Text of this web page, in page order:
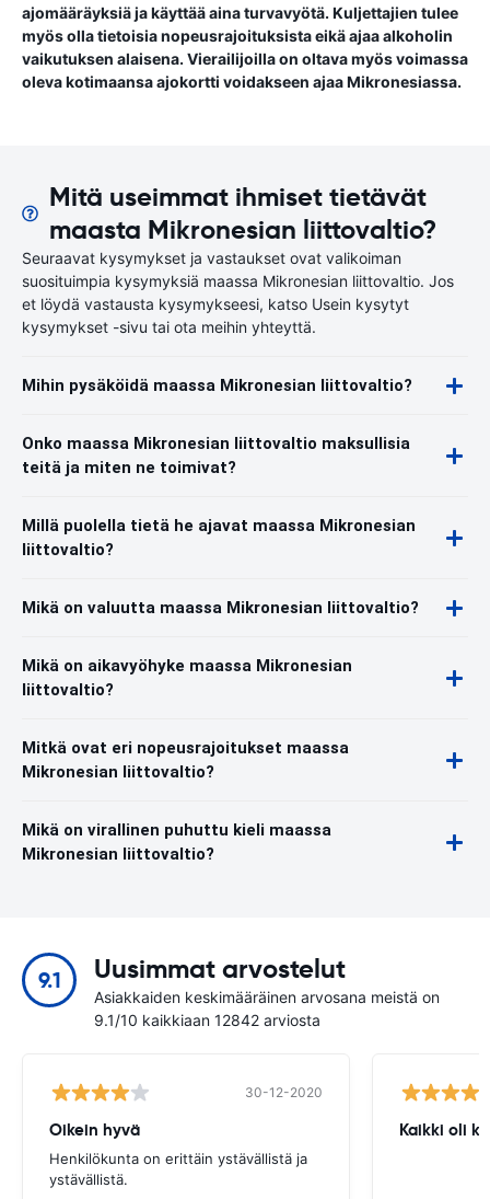
ajomääräyksiä ja käyttää aina turvavyötä. Kuljettajien tulee
myös olla tietoisia nopeusrajoituksista eikä ajaa alkoholin
vaikutuksen alaisena. Vierailijoilla on oltava myös voimassa
oleva kotimaansa ajokortti voidakseen ajaa Mikronesiassa.
Mitä useimmat ihmiset tietävät
maasta Mikronesian liittovaltio?
Seuraavat kysymykset ja vastaukset ovat valikoiman
suosituimpia kysymyksiä maassa Mikronesian liittovaltio. Jos
et löydä vastausta kysymykseesi, katso Usein kysytyt
kysymykset -sivu tai ota meihin yhteyttä.
Mihin pysäköidä maassa Mikronesian liittovaltio?
Onko maassa Mikronesian liittovaltio maksullisia
teitä ja miten ne toimivat?
Millä puolella tietä he ajavat maassa Mikronesian
liittovaltio?
Mikä on valuutta maassa Mikronesian liittovaltio?
Mikä on aikavyöhyke maassa Mikronesian
liittovaltio?
Mitkä ovat eri nopeusrajoitukset maassa
Mikronesian liittovaltio?
Mikä on virallinen puhuttu kieli maassa
Mikronesian liittovaltio?
9.1 Uusimmat arvostelut
Asiakkaiden keskimääräinen arvosana meistä on
9.1/10 kaikkiaan 12842 arviosta
30-12-2020
Oikein hyvä
Henkilökunta on erittäin ystävällistä ja
ystävällistä.
Kaikki oli